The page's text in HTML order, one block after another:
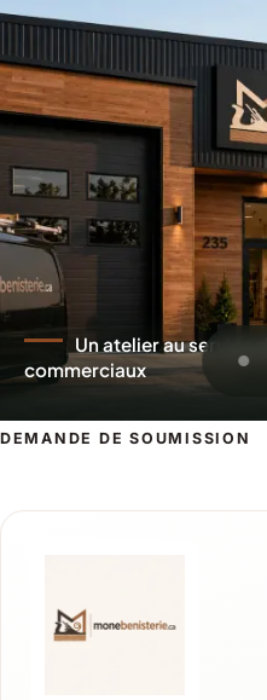
Un atelier au service
commerciaux
DEMANDE DE SOUMISSION